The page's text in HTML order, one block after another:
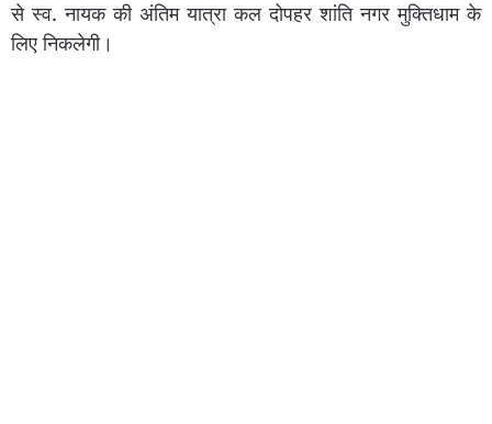
से स्व. नायक की अंतिम यात्रा कल दोपहर शांति नगर मुक्तिधाम के
लिए निकलेगी।